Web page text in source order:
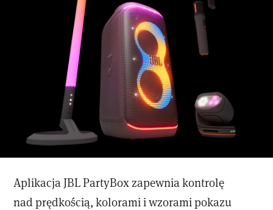
Aplikacja JBL PartyBox zapewnia kontrolę
nad prędkością, kolorami i wzorami pokazu